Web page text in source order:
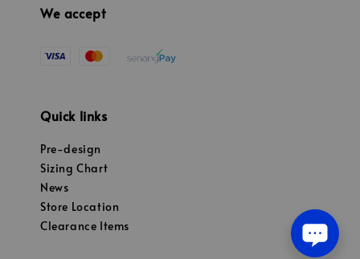
We accept
Quick links
Pre-design
Sizing Chart
News
Store Location
Clearance Items